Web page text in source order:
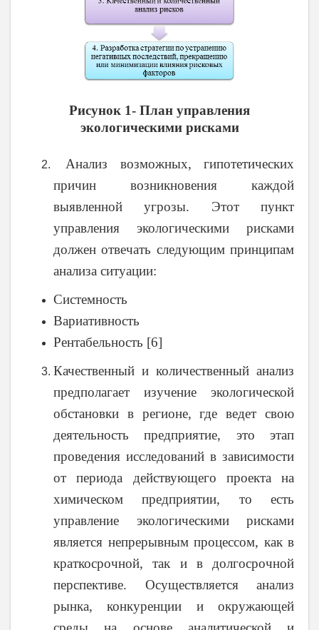
Рисунок 1- План управления
экологическими рисками
Анализ возможных, гипотетических
причин возникновения каждой
выявленной угрозы. Этот пункт
управления экологическими рисками
должен отвечать следующим принципам
анализа ситуации:
Системность
Вариативность
Рентабельность [6]
Качественный и количественный анализ
предполагает изучение экологической
обстановки в регионе, где ведет свою
деятельность предприятие, это этап
проведения исследований в зависимости
от периода действующего проекта на
химическом предприятии, то есть
управление экологическими рисками
является непрерывным процессом, как в
краткосрочной, так и в долгосрочной
перспективе. Осуществляется анализ
рынка, конкуренции и окружающей